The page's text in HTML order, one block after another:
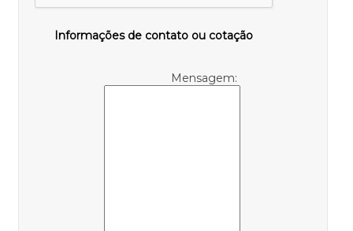
Informações de contato ou cotação
Mensagem: